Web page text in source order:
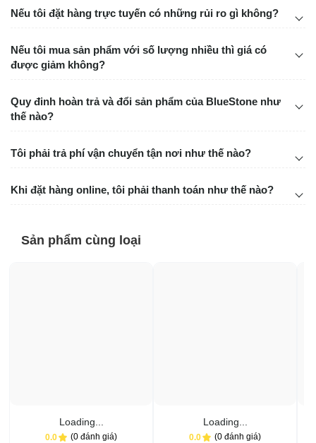
Nếu tôi đặt hàng trực tuyến có những rủi ro gì không?
Nếu tôi mua sản phẩm với số lượng nhiều thì giá có
được giảm không?
Quy đinh hoàn trả và đổi sản phẩm của BlueStone như
thế nào?
Tôi phải trả phí vận chuyển tận nơi như thế nào?
Khi đặt hàng online, tôi phải thanh toán như thế nào?
Sản phẩm cùng loại
Loading...
0.0 (0 đánh giá)
Loading...
0.0 (0 đánh giá)